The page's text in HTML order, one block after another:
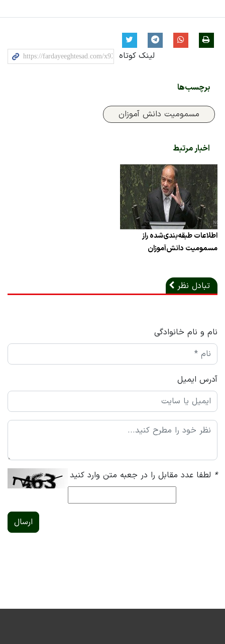
لینک کوتاه
برچسب‌ها
مسمومیت دانش آموزان
اخبار مرتبط
اطلاعات طبقه‌بندی‌شده راز
مسمومیت دانش‌آموزان
تبادل نظر
نام و نام خانوادگی
آدرس ایمیل
* لطفا عدد مقابل را در جعبه متن وارد کنید
ارسال